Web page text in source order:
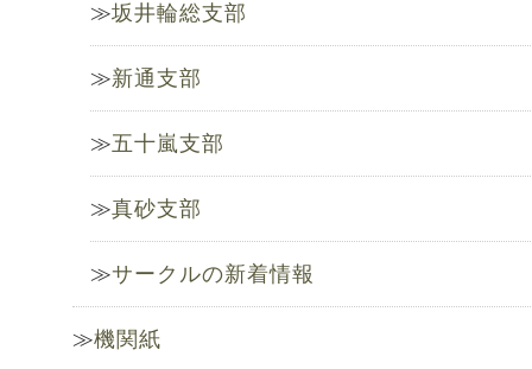
坂井輪総支部
新通支部
五十嵐支部
真砂支部
サークルの新着情報
機関紙